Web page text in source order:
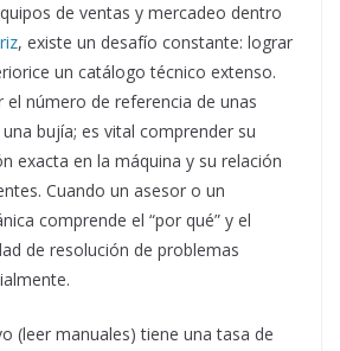
de ventas y mercadeo dentro
, existe un desafío constante: lograr
un catálogo técnico extenso.
el número de referencia de unas
bujía; es vital comprender su
exacta en la máquina y su relación
Cuando un asesor o un
comprende el “por qué” y el
de resolución de problemas
(leer manuales) tiene una tasa de